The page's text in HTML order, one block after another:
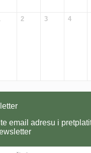
2 3 4
email adresu i